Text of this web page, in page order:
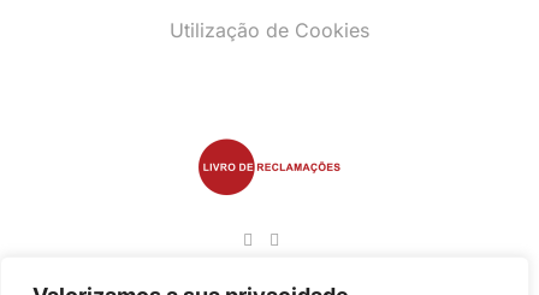
Utilização de Cookies